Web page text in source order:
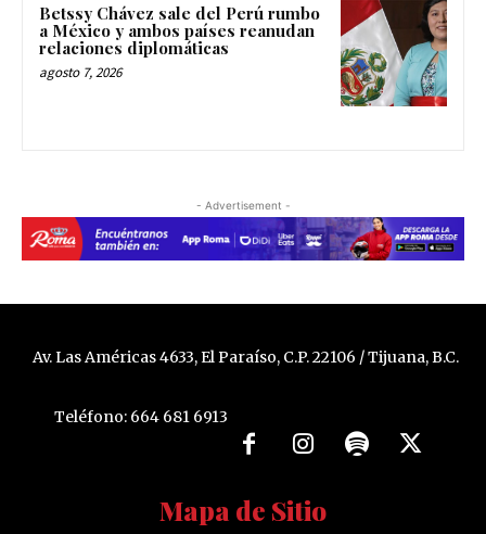
Betssy Chávez sale del Perú rumbo
a México y ambos países reanudan
relaciones diplomáticas
agosto 7, 2026
- Advertisement -
Av. Las Américas 4633, El Paraíso, C.P. 22106 / Tijuana, B.C.
Teléfono: 664 681 6913
Mapa de Sitio